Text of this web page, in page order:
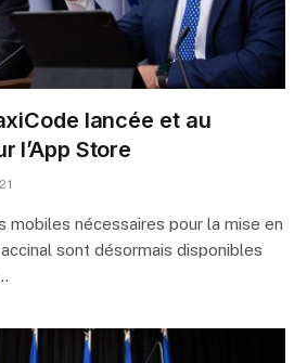
lancée et au
l’App Store
mobiles nécessaires pour la mise en
sont désormais disponibles